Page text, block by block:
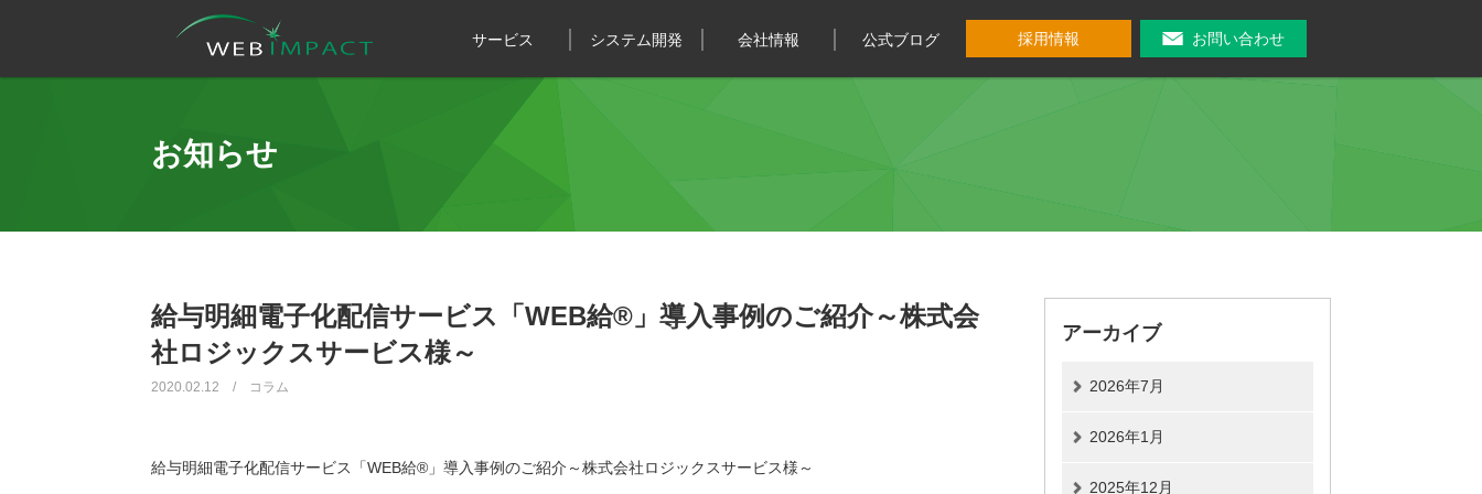
サービス システム開発 会社情報 公式ブログ 採用情報 お問い合わせ
お知らせ
給与明細電子化配信サービス「WEB給®️」導入事例のご紹介～株式会
社ロジックスサービス様～
2020.02.12 / コラム
給与明細電子化配信サービス「WEB給®️」導入事例のご紹介～株式会社ロジックスサービス様～
アーカイブ
2026年7月
2026年1月
2025年12月